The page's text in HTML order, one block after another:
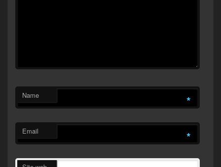
Name *
Email *